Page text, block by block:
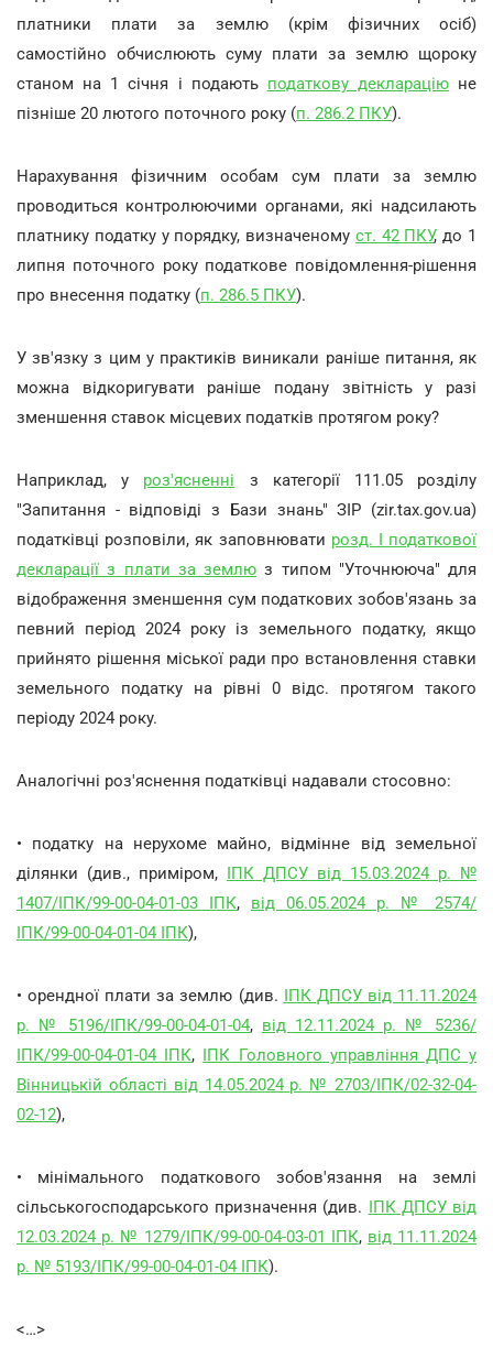
платники плати за землю (крім фізичних осіб)
самостійно обчислюють суму плати за землю щороку
станом на 1 січня і подають податкову деклараціюне
пізніше 20 лютого поточного року (п. 286.2 ПКУ).
Нарахування фізичним особам сум плати за землю
проводиться контролюючими органами, які надсилають
платнику податку у порядку, визначеному ст. 42 ПКУ, до 1
липня поточного року податкове повідомлення-рішення
про внесення податку (п. 286.5 ПКУ).
У зв'язку з цим у практиків виникали раніше питання, як
можна відкоригувати раніше подану звітність у разі
зменшення ставок місцевих податків протягом року?
Наприклад, у роз'ясненні з категорії 111.05 розділу
"Запитання - відповіді з Бази знань" ЗІР (zir.tax.gov.ua)
податківці розповіли, як заповнювати розд. I податкової
декларації з плати за землю з типом "Уточнююча" для
відображення зменшення сум податкових зобов'язань за
певний період 2024 року із земельного податку, якщо
прийнято рішення міської ради про встановлення ставки
земельного податку на рівні 0 відс. протягом такого
періоду 2024 року.
Аналогічні роз'яснення податківці надавали стосовно:
• податку на нерухоме майно, відмінне від земельної
ділянки (див., приміром, ІПК ДПСУ від 15.03.2024 р. №
1407/ІПК/99-00-04-01-03 ІПК, від 06.05.2024 р. № 2574/
ІПК/99-00-04-01-04 ІПК),
• орендної плати за землю (див. ІПК ДПСУ від 11.11.2024
р. № 5196/ІПК/99-00-04-01-04, від 12.11.2024 р. № 5236/
ІПК/99-00-04-01-04 ІПК, ІПК Головного управління ДПС у
Вінницькій області від 14.05.2024 р. № 2703/ІПК/02-32-04-
02-12),
• мінімального податкового зобов'язання на землі
сільськогосподарського призначення (див. ІПК ДПСУ від
12.03.2024 р. № 1279/ІПК/99-00-04-03-01 ІПК, від 11.11.2024
р. № 5193/ІПК/99-00-04-01-04 ІПК).
<…>